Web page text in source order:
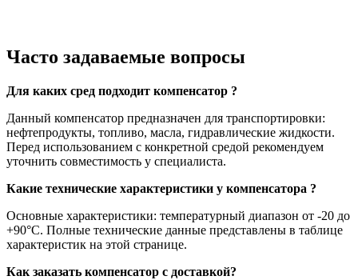
Часто задаваемые вопросы
Для каких сред подходит компенсатор ?
Данный компенсатор предназначен для транспортировки:
нефтепродукты, топливо, масла, гидравлические жидкости.
Перед использованием с конкретной средой рекомендуем
уточнить совместимость у специалиста.
Какие технические характеристики у компенсатора ?
Основные характеристики: температурный диапазон от -20 до
+90°C. Полные технические данные представлены в таблице
характеристик на этой странице.
Как заказать компенсатор с доставкой?